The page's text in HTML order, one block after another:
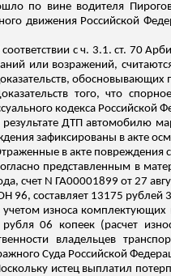
по вине водителя
движения Российской
соответствии с ч. 3.1. ст. 70
или возражений,
обосновывающих
того, что
кодекса Российской
результате ДТП автомобилю
зафиксированы в акте
в акте повреждения
представленным в
счет N ГА00001899 от 27
96, составляет 13175 рублей
учетом износа комплектующих
06 копеек (расчет
владельцев
Суда Российской
истец выплатил